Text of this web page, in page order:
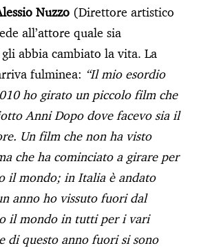
Nuzzo (Direttore artistico
all’attore quale sia
gli abbia cambiato la vita. La
fulminea: “Il mio esordio
ho girato un piccolo film che
Anni Dopo dove facevo sia il
Un film che non ha visto
che ha cominciato a girare per
il mondo; in Italia è andato
anno ho vissuto fuori dal
il mondo in tutti per i vari
di questo anno fuori si sono